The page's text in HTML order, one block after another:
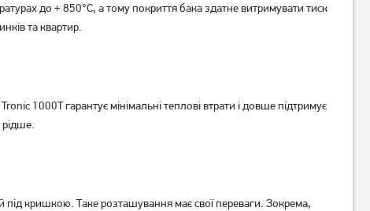
до + 850°C, а тому покриття бака здатне витримувати тиск
та квартир.
1000T гарантує мінімальні теплові втрати і довше підтримує
під кришкою. Таке розташування має свої переваги. Зокрема,